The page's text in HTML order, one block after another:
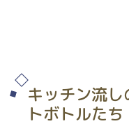
キッチン流
トボトルたち